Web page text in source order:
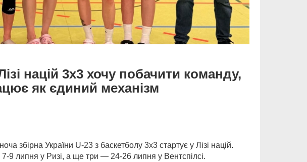
націй 3х3 хочу побачити команду,
як єдиний механізм
збірна України U-23 з баскетболу 3х3 стартує у Лізі націй.
7-9 липня у Ризі, а ще три — 24-26 липня у Вентспілсі.